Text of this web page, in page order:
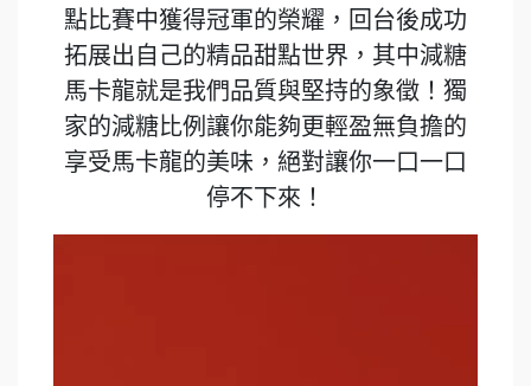
點比賽中獲得冠軍的榮耀，回台後成功
拓展出自己的精品甜點世界，其中減糖
馬卡龍就是我們品質與堅持的象徵！獨
家的減糖比例讓你能夠更輕盈無負擔的
享受馬卡龍的美味，絕對讓你一口一口
停不下來！